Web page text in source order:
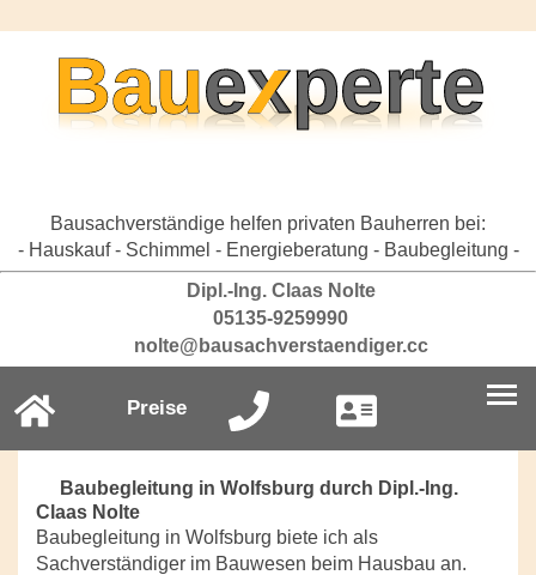
Bausachverständige helfen privaten Bauherren bei:
- Hauskauf - Schimmel - Energieberatung - Baubegleitung -
Dipl.-Ing. Claas Nolte
05135-9259990
nolte@bausachverstaendiger.cc
Preise
Baubegleitung in Wolfsburg durch Dipl.-Ing.
Claas Nolte
Baubegleitung in Wolfsburg biete ich als
Sachverständiger im Bauwesen beim Hausbau an.